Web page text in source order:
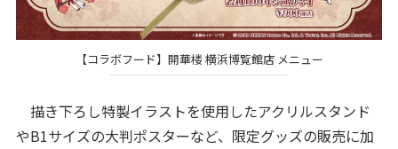
【コラボフード】開華楼 横浜博覧館店 メニュー
描き下ろし特製イラストを使用したアクリルスタンド
やB1サイズの大判ポスターなど、限定グッズの販売に加